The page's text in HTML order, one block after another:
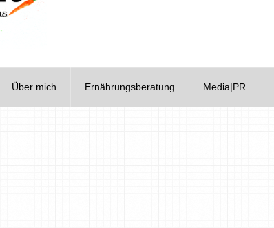
Über mich Ernährungsberatung Media|PR